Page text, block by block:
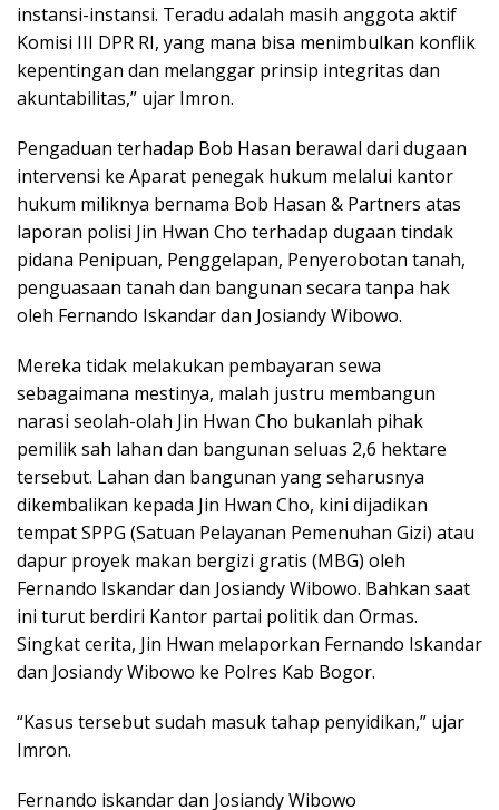
instansi-instansi. Teradu adalah masih anggota aktif
Komisi III DPR RI, yang mana bisa menimbulkan konflik
kepentingan dan melanggar prinsip integritas dan
akuntabilitas,” ujar Imron.
Pengaduan terhadap Bob Hasan berawal dari dugaan
intervensi ke Aparat penegak hukum melalui kantor
hukum miliknya bernama Bob Hasan & Partners atas
laporan polisi Jin Hwan Cho terhadap dugaan tindak
pidana Penipuan, Penggelapan, Penyerobotan tanah,
penguasaan tanah dan bangunan secara tanpa hak
oleh Fernando Iskandar dan Josiandy Wibowo.
Mereka tidak melakukan pembayaran sewa
sebagaimana mestinya, malah justru membangun
narasi seolah-olah Jin Hwan Cho bukanlah pihak
pemilik sah lahan dan bangunan seluas 2,6 hektare
tersebut. Lahan dan bangunan yang seharusnya
dikembalikan kepada Jin Hwan Cho, kini dijadikan
tempat SPPG (Satuan Pelayanan Pemenuhan Gizi) atau
dapur proyek makan bergizi gratis (MBG) oleh
Fernando Iskandar dan Josiandy Wibowo. Bahkan saat
ini turut berdiri Kantor partai politik dan Ormas.
Singkat cerita, Jin Hwan melaporkan Fernando Iskandar
dan Josiandy Wibowo ke Polres Kab Bogor.
“Kasus tersebut sudah masuk tahap penyidikan,” ujar
Imron.
Fernando iskandar dan Josiandy Wibowo